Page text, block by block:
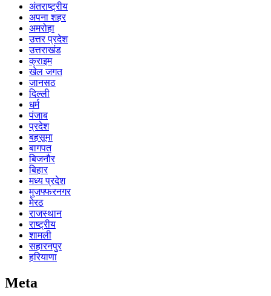
अंतराष्ट्रीय
अपना शहर
अमरोहा
उत्तर प्रदेश
उत्तराखंड
क्राइम
खेल जगत
जानसठ
दिल्ली
धर्म
पंजाब
प्रदेश
बहसूमा
बागपत
बिजनौर
बिहार
मध्य प्रदेश
मुजफ्फरनगर
मेरठ
राजस्थान
राष्ट्रीय
शामली
सहारनपुर
हरियाणा
Meta